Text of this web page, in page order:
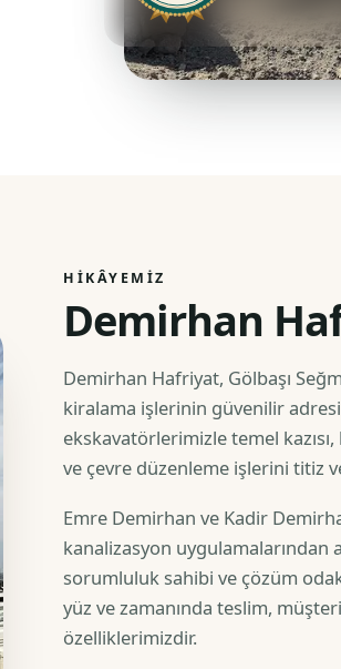
HIKÂYEMIZ
Demirhan
Demirhan Hafriyat, Gölbaşı
kiralama işlerinin güvenilir
ekskavatörlerimizle temel kazısı,
ve çevre düzenleme işlerini titiz
Emre Demirhan ve Kadir
kanalizasyon uygulamalarından
sorumluluk sahibi ve çözüm
yüz ve zamanında teslim,
özelliklerimizdir.